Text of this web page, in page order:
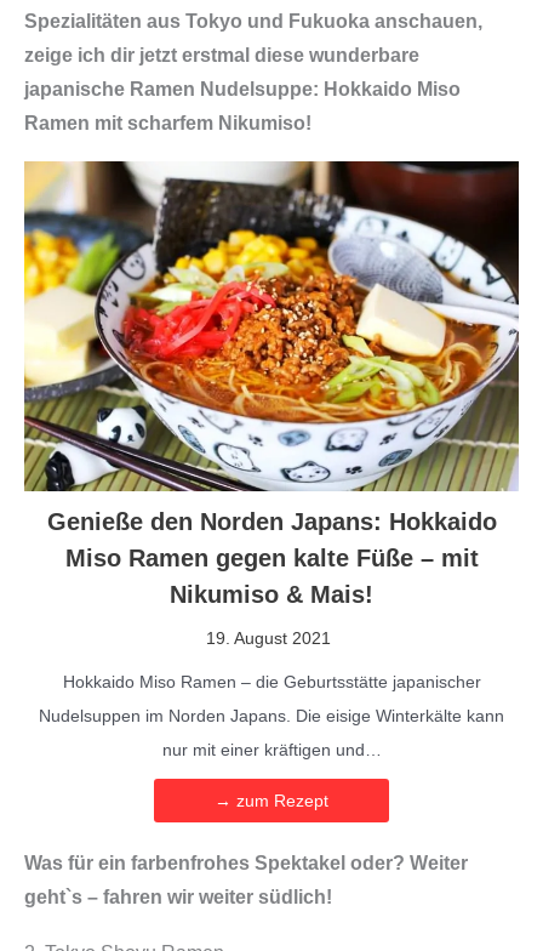
Spezialitäten aus Tokyo und Fukuoka anschauen,
zeige ich dir jetzt erstmal diese wunderbare
japanische Ramen Nudelsuppe: Hokkaido Miso
Ramen mit scharfem Nikumiso!
Genieße den Norden Japans: Hokkaido
Miso Ramen gegen kalte Füße – mit
Nikumiso & Mais!
19. August 2021
Hokkaido Miso Ramen – die Geburtsstätte japanischer
Nudelsuppen im Norden Japans. Die eisige Winterkälte kann
nur mit einer kräftigen und…
→ zum Rezept
Was für ein farbenfrohes Spektakel oder? Weiter
geht`s – fahren wir weiter südlich!